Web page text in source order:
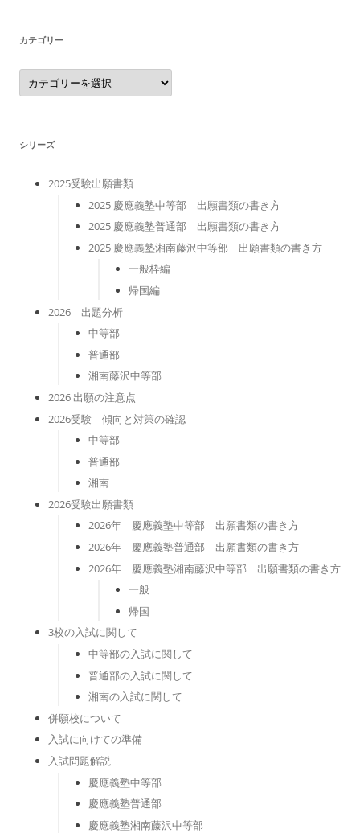
カテゴリー
カ
テ
ゴ
シリーズ
2025受験出願書類
2025 慶應義塾中等部 出願書類の書き方
2025 慶應義塾普通部 出願書類の書き方
2025 慶應義塾湘南藤沢中等部 出願書類の書き方
一般枠編
帰国編
2026 出題分析
中等部
普通部
湘南藤沢中等部
2026 出願の注意点
2026受験 傾向と対策の確認
中等部
普通部
湘南
2026受験出願書類
2026年 慶應義塾中等部 出願書類の書き方
2026年 慶應義塾普通部 出願書類の書き方
2026年 慶應義塾湘南藤沢中等部 出願書類の書き方
一般
帰国
3校の入試に関して
中等部の入試に関して
普通部の入試に関して
湘南の入試に関して
併願校について
入試に向けての準備
入試問題解説
慶應義塾中等部
慶應義塾普通部
慶應義塾湘南藤沢中等部